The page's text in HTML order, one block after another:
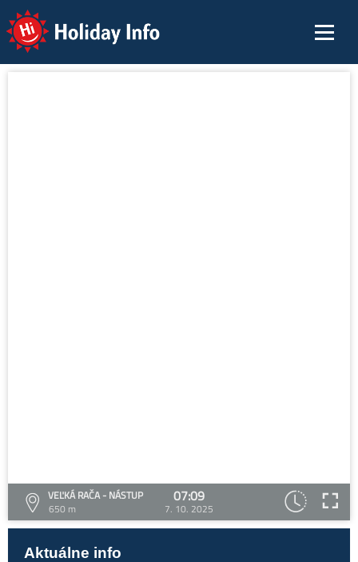
Holiday Info
VEĽKÁ RAČA - NÁSTUP
650 m
07:09
7. 10. 2025
Aktuálne info